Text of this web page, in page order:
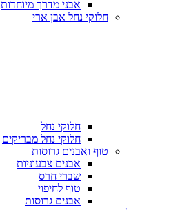
אבני מדרך מיוחדות
חלוקי נחל אבן ארי
חלוקי נחל
חלוקי נחל מבריקים
טוף ואבנים גרוסות
אבנים צבעוניות
שברי חרס
טוף לחיפוי
אבנים גרוסות